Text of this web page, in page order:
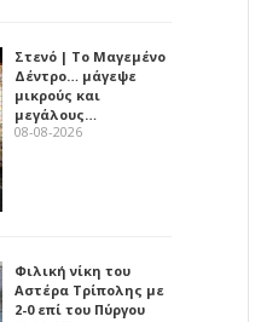
Στενό | Το Μαγεμένο
Δέντρο… μάγεψε
μικρούς και
μεγάλους…
08-08-2026
Φιλική νίκη του
Αστέρα Τρίπολης με
2-0 επί του Πύργου